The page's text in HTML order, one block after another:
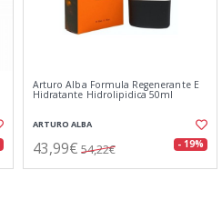
Arturo Alba Formula Regenerante E
Hidratante Hidrolipidica 50ml
ARTURO ALBA
43,99€ 54,22€ - 19%